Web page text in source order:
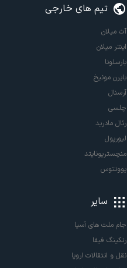
تیم های خارجی
آث میلان
اینتر میلان
بارسلونا
بایرن مونیخ
آرسنال
چلسی
رئال مادرید
لیورپول
منچستریونایتد
یوونتوس
سایر
جام ملت های آسیا
رنکینگ فیفا
نقل و انتقالات اروپا